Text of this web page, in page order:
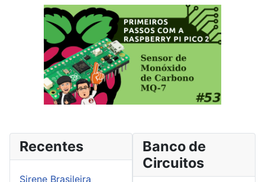
Recentes
Sirene Brasileira
Banco de
Circuitos